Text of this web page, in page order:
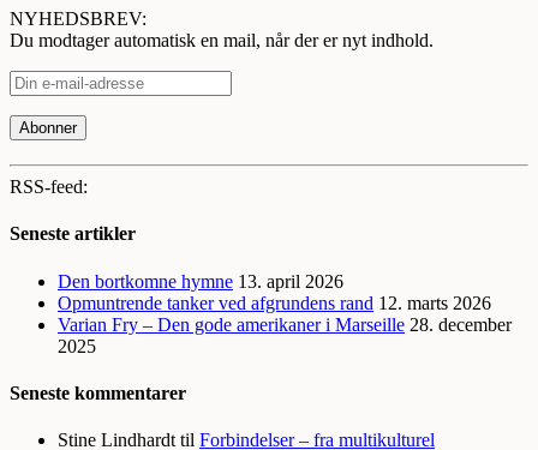
NYHEDSBREV:
Du modtager automatisk en mail, når der er nyt indhold.
RSS-feed:
Seneste artikler
Den bortkomne hymne 13. april 2026
Opmuntrende tanker ved afgrundens rand 12. marts 2026
Varian Fry – Den gode amerikaner i Marseille 28. december
2025
Seneste kommentarer
Stine Lindhardt til Forbindelser – fra multikulturel